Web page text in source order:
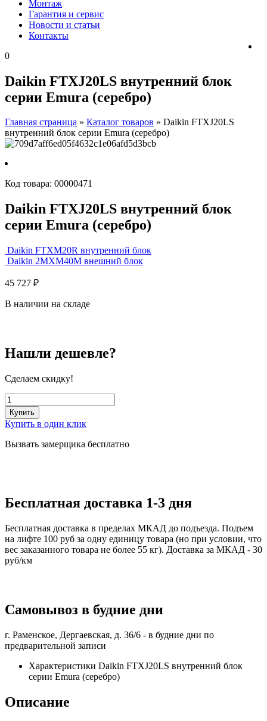
Монтаж
Гарантия и сервис
Новости и статьи
Контакты
0
Daikin FTXJ20LS внутренний блок
серии Emura (серебро)
Главная страница » Каталог товаров » Daikin FTXJ20LS
внутренний блок серии Emura (серебро)
Код товара: 00000471
Daikin FTXJ20LS внутренний блок
серии Emura (серебро)
Daikin FTXM20R внутренний блок
Daikin 2MXM40М внешний блок
45 727 ₽
В наличии на складе
Нашли дешевле?
Сделаем скидку!
Купить
Купить в один клик
Вызвать замерщика бесплатно
Бесплатная доставка 1-3 дня
Бесплатная доставка в пределах МКАД до подъезда. Подъем
на лифте 100 руб за одну единицу товара (но при условии, что
вес заказанного товара не более 55 кг). Доставка за МКАД - 30
руб/км
Самовывоз в будние дни
г. Раменское, Дергаевская, д. 36/6 - в будние дни по
предварительной записи
Характеристики Daikin FTXJ20LS внутренний блок
серии Emura (серебро)
Описание